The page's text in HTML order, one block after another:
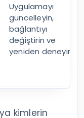
Uygulamayı
güncelleyin,
bağlantıyı
değiştirin ve
yeniden deneyin
kimlerin